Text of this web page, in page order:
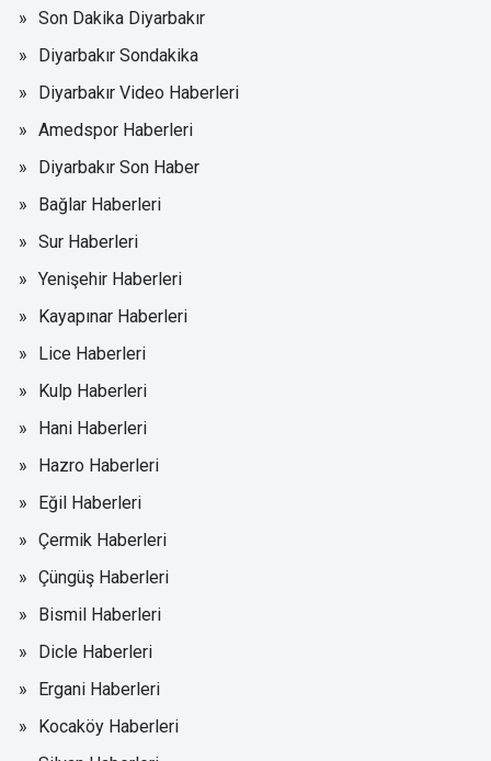
Son Dakika Diyarbakır
Diyarbakır Sondakika
Diyarbakır Video Haberleri
Amedspor Haberleri
Diyarbakır Son Haber
Bağlar Haberleri
Sur Haberleri
Yenişehir Haberleri
Kayapınar Haberleri
Lice Haberleri
Kulp Haberleri
Hani Haberleri
Hazro Haberleri
Eğil Haberleri
Çermik Haberleri
Çüngüş Haberleri
Bismil Haberleri
Dicle Haberleri
Ergani Haberleri
Kocaköy Haberleri